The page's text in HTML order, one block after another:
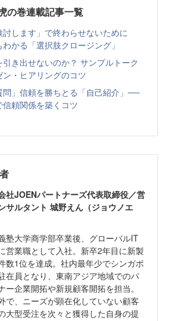
の巻連載記事一覧
します」で終わらせないために
かる「選択肢クロージング」
き出せないのか？ サンプルトーク
・ヒアリングのコツ
問」信頼を勝ちとる「自己紹介」──
頼関係を築くコツ
社JOENパートナーズ代表取締役／営
サルタント 城野えん（ジョウノエ
塾大学商学部卒業後、グローバルIT
営業職として入社。新卒2年目に新製
数1位を達成。社内最年少でシンガポ
在員となり、東南アジア地域でのパ
ー企業開拓や新規顧客開拓を担当。
で、ニーズが顕在化していない顧客
大型受注を次々と獲得した自身の提